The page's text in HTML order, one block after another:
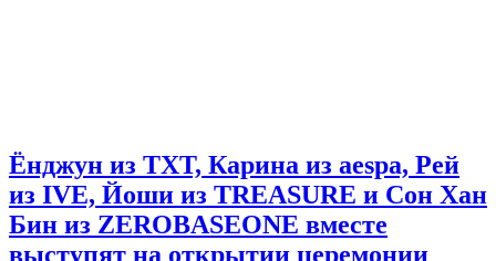
Ёнджун из TXT, Карина из aespa, Рей
из IVE, Йоши из TREASURE и Сон Хан
Бин из ZEROBASEONE вместе
выступят на открытии церемонии